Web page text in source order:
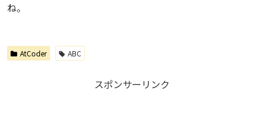
ね。
AtCoder ABC
スポンサーリンク